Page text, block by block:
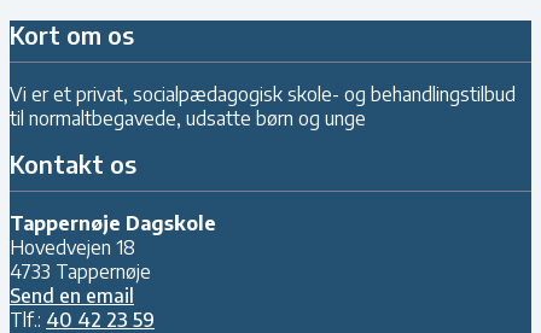
Kort om os
Vi er et privat, socialpædagogisk skole- og behandlingstilbud
til normaltbegavede, udsatte børn og unge
Kontakt os
Tappernøje Dagskole
Hovedvejen 18
4733 Tappernøje
Send en email
Tlf.: 40 42 23 59